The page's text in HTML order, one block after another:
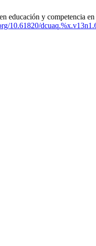
educación y competencia
10.61820/